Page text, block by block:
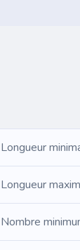
Longueur
Longueur
Nombre